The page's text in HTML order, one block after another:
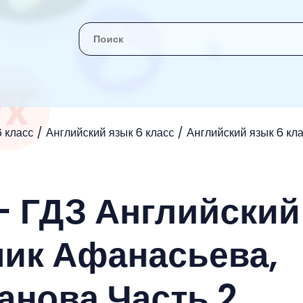
класс Английский язык 6 класс Английский язык 6
ГДЗ
Афанасьева,